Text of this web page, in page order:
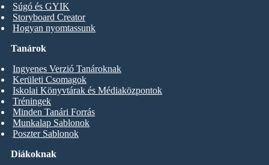
Súgó és GYIK
Storyboard Creator
Hogyan nyomtassunk
Diákoknak
Tanárok
Ingyenes Verzió Tanároknak
Kerületi Csomagok
Iskolai Könyvtárak és Médiaközpontok
Tréningek
Minden Tanári Forrás
Munkalap Sablonok
Poszter Sablonok